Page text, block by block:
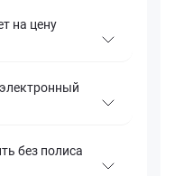
на цену
без полиса